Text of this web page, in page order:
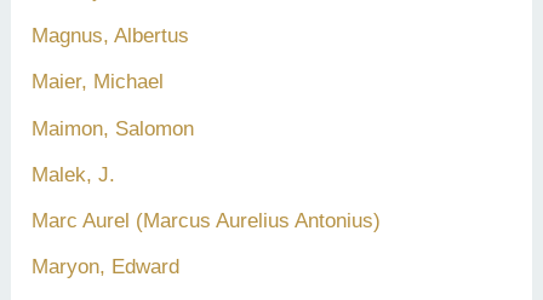
Magnus, Albertus
Maier, Michael
Maimon, Salomon
Malek, J.
Marc Aurel (Marcus Aurelius Antonius)
Maryon, Edward